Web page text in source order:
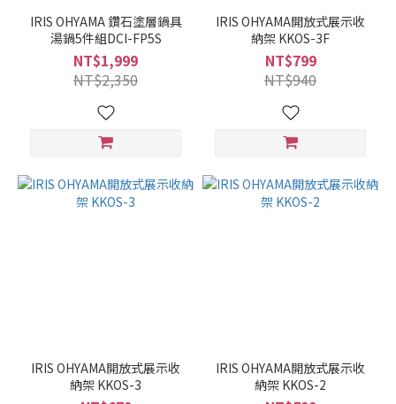
IRIS OHYAMA 鑽石塗層鍋具
湯鍋5件組DCI-FP5S
NT$1,999
NT$2,350
IRIS OHYAMA開放式展示收
納架 KKOS-3F
NT$799
NT$940
IRIS OHYAMA開放式展示收
納架 KKOS-3
IRIS OHYAMA開放式展示收
納架 KKOS-2